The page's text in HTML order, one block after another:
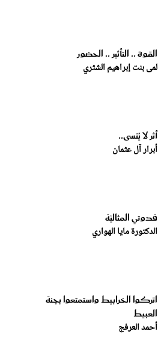
القوة .. التأثير .. الحضور
لمى بنت إبراهيم الشثري
أثر لا يُنسى..
أبرار آل عثمان
قدوتي المثاليّة
الدكتورة مايا الهواري
اتركوا الخرابيط واستمتعوا بجنة
العبيط
أحمد العرفج